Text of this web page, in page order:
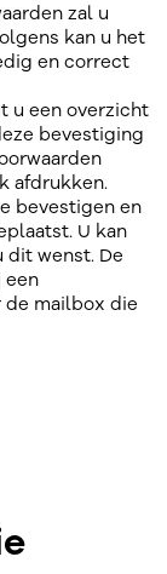
zal u
kan u het
en correct
u een overzicht
bevestiging
afdrukken.
bevestigen en
U kan
wenst. De
een
de mailbox die